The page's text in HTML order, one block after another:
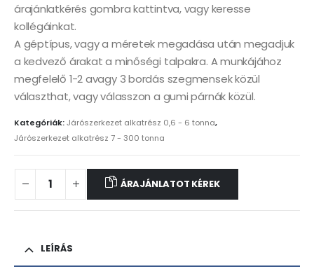
árajánlatkérés gombra kattintva, vagy keresse
kollégáinkat.
A géptípus, vagy a méretek megadása után megadjuk
a kedvező árakat a minőségi talpakra. A munkájához
megfelelő 1-2 avagy 3 bordás szegmensek közül
választhat, vagy válasszon a gumi párnák közül.
Kategóriák:Járószerkezet alkatrész 0,6 - 6 tonna,
Járószerkezet alkatrész 7 - 300 tonna
ÁRAJÁNLATOT KÉREK
LEÍRÁS